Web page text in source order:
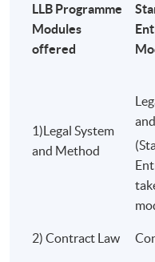
# 如果報名人數不足，可能不
[Note 1] 一般收讀途徑學生必
* 倫敦大學法學學士學位必修
** 在不同的司法管轄區，進
業認證機構/訓練機構查詢。
學生應參考倫敦大學網站 中
轄區的法律學位，他們應該注
LLB Programme
Modules
offered
1)Legal System
and Method
2) Contract Law